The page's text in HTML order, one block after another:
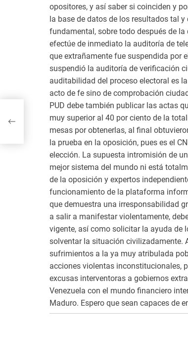
opositores, y así saber si coinciden y
la base de datos de los resultados tal
fundamental, sobre todo después de
efectúe de inmediato la auditoría de
que extrañamente fue suspendida por
suspendió la auditoría de verificación
auditabilidad del proceso electoral es
acto de fe sino de comprobación
PUD debe también publicar las actas
muy superior al 40 por ciento de la
mesas por obtenerlas, al final
la prueba en la oposición, pues es el
elección. La supuesta intromisión de
mejor sistema del mundo ni está
de la oposición y expertos
funcionamiento de la plataforma
que demuestra una irresponsabilidad
a salir a manifestar violentamente,
vigente, así como solicitar la ayuda de
solventar la situación civilizadamente.
sufrimientos a la ya muy atribulada
acciones violentas inconstitucionales,
excusas interventoras a gobiernos
Venezuela con el mundo financiero
Maduro. Espero que sean capaces de